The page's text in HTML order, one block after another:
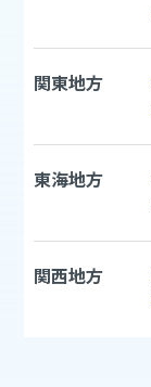
関東地方
東海地方
関西地方